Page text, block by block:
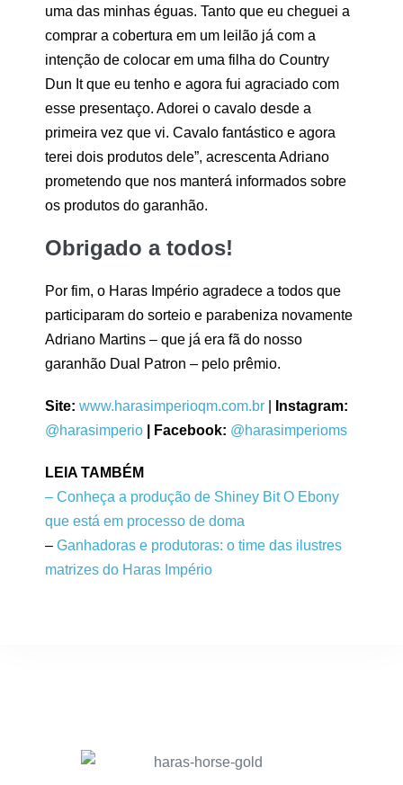
uma das minhas éguas. Tanto que eu cheguei a
comprar a cobertura em um leilão já com a
intenção de colocar em uma filha do Country
Dun It que eu tenho e agora fui agraciado com
esse presentaço. Adorei o cavalo desde a
primeira vez que vi. Cavalo fantástico e agora
terei dois produtos dele”, acrescenta Adriano
prometendo que nos manterá informados sobre
os produtos do garanhão.
Obrigado a todos!
Por fim, o Haras Império agradece a todos que
participaram do sorteio e parabeniza novamente
Adriano Martins – que já era fã do nosso
garanhão Dual Patron – pelo prêmio.
Site: www.harasimperioqm.com.br
Instagram:
@harasimperio | Facebook: @harasimperioms
LEIA TAMBÉM
– Conheça a produção de Shiney Bit O Ebony
que está em processo de doma
– Ganhadoras e produtoras: o time das ilustres
matrizes do Haras Império